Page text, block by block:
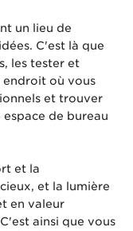
un lieu de
C'est là que
les tester et
endroit où vous
et trouver
de bureau
et la
et la lumière
en valeur
ainsi que vous